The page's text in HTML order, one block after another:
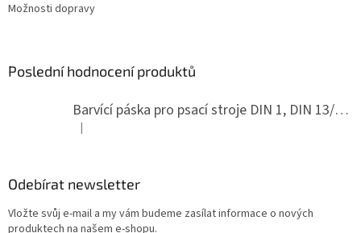
Možnosti dopravy
Poslední hodnocení produktů
Barvící páska pro psací stroje DIN 1, DIN 13/10, LAND, PA červenočerná
Hodnocení produktu je 5 z 5 hvězdiček.
|
Odebírat newsletter
Vložte svůj e-mail a my vám budeme zasílat informace o nových
produktech na našem e-shopu.